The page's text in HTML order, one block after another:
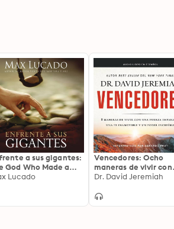
a sus gigantes:
God Who Made a
Out of David
Out of You
Lucado
Vencedores: Ocho
maneras de vivir con
una fuerza imparable,
poder increíble
Dr. David Jeremiah